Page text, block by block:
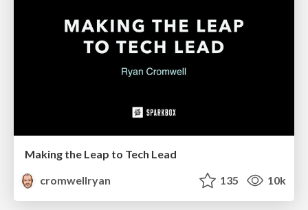
Making the Leap to Tech Lead
cromwellryan
135 10k